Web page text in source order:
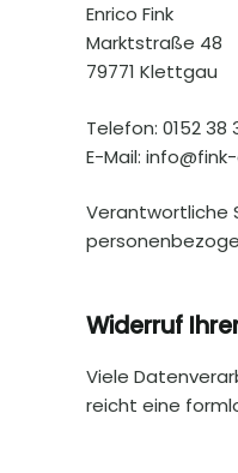
Enrico Fink
Marktstraße 48
79771 Klettgau
Telefon: 0152 38
E-Mail:
Verantwortliche
Widerruf
Viele
reicht eine